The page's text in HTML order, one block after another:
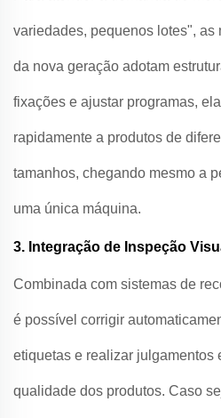
variedades, pequenos lotes", as
da nova geração adotam
fixações e ajustar programas,
rapidamente a produtos de
tamanhos, chegando mesmo a
uma única máquina.
3. Integração de Inspeção
Combinada com sistemas de
é possível corrigir
etiquetas e realizar julgamentos
qualidade dos produtos. Caso